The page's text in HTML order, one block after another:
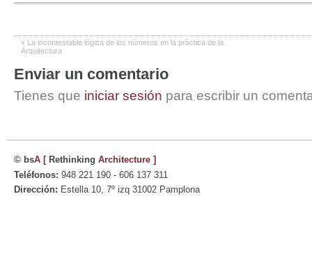
« La incontestable lógica de los números en la práctica de la
Arquitectura
Enviar un comentario
Tienes que iniciar sesión para escribir un
© bsA [Rethinking Architecture ]
Teléfonos: 948 221 190 - 606 137 311
Dirección: Estella 10, 7º izq 31002 Pamplona